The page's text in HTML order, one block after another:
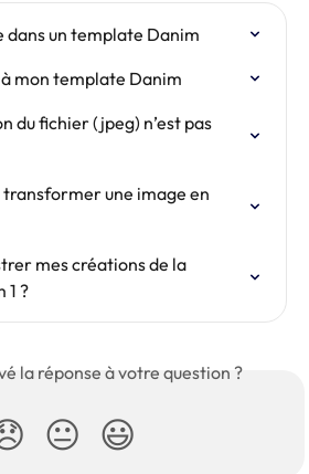
dans un template Danim
mon template Danim
du fichier (jpeg) n’est pas
transformer une image en
mes créations de la
1 ?
la réponse à votre question ?
😐 😃